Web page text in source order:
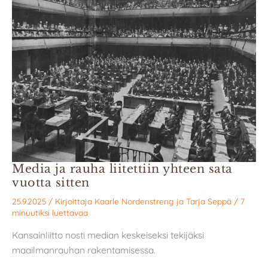
Media ja rauha liitettiin yhteen sata
vuotta sitten
25.9.2025 / Kirjoittaja Kaarle Nordenstreng ja Tarja Seppä / 7
minuutiksi luettavaa
Kansainliitto nosti median keskeiseksi tekijäksi
maailmanrauhan rakentamisessa.